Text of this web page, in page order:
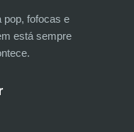
pop, fofocas e
está sempre